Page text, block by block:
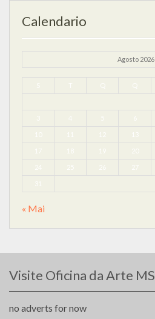
Calendario
Agosto 2026
S T Q Q
3 4 5 6
10 11 12 13
17 18 19 20
24 25 26 27
31
« Mai
Visite Oficina da Arte MS
no adverts for now